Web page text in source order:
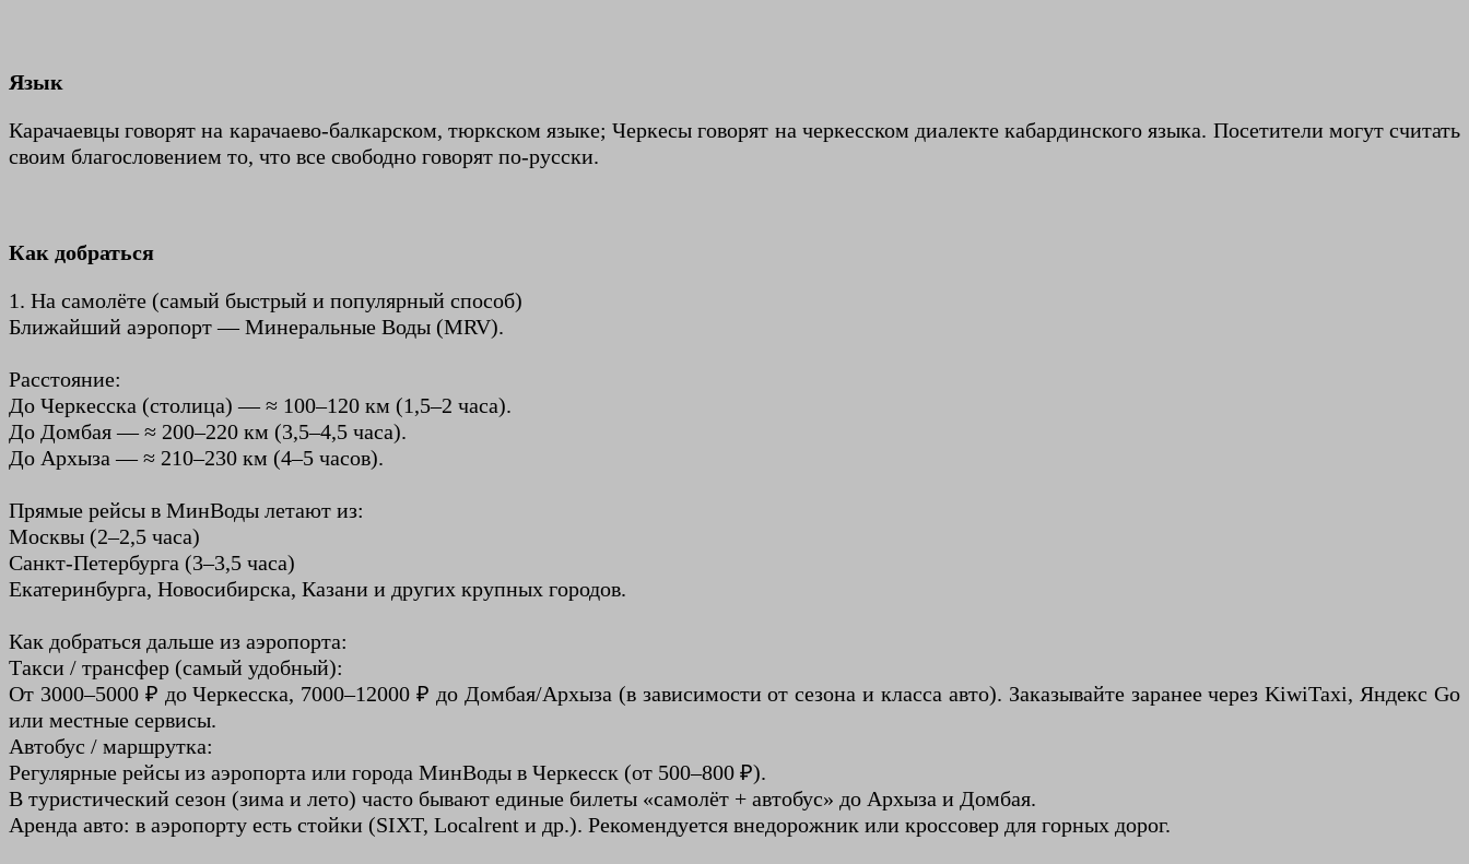
Язык
Карачаевцы говорят на карачаево-балкарском, тюркском языке; Черкесы говорят на черкесском диалекте кабардинского языка. Посетители могут считать
своим благословением то, что все свободно говорят по-русски.
Как добраться
1. На самолёте (самый быстрый и популярный способ)
Ближайший аэропорт — Минеральные Воды (MRV).
Расстояние:
До Черкесска (столица) — ≈ 100–120 км (1,5–2 часа).
До Домбая — ≈ 200–220 км (3,5–4,5 часа).
До Архыза — ≈ 210–230 км (4–5 часов).
Прямые рейсы в МинВоды летают из:
Москвы (2–2,5 часа)
Санкт-Петербурга (3–3,5 часа)
Екатеринбурга, Новосибирска, Казани и других крупных городов.
Как добраться дальше из аэропорта:
Такси / трансфер (самый удобный):
От 3000–5000 ₽ до Черкесска, 7000–12000 ₽ до Домбая/Архыза (в зависимости от сезона и класса авто). Заказывайте заранее через KiwiTaxi, Яндекс Go
или местные сервисы.
Автобус / маршрутка:
Регулярные рейсы из аэропорта или города МинВоды в Черкесск (от 500–800 ₽).
В туристический сезон (зима и лето) часто бывают единые билеты «самолёт + автобус» до Архыза и Домбая.
Аренда авто: в аэропорту есть стойки (SIXT, Localrent и др.). Рекомендуется внедорожник или кроссовер для горных дорог.